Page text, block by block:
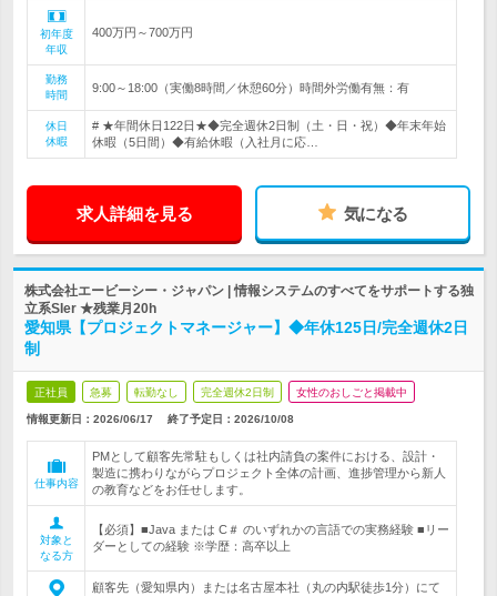
初年度
年収
400万円～700万円
勤務
時間
9:00～18:00（実働8時間／休憩60分）時間外労働有無：有
休日
休暇
# ★年間休日122日★◆完全週休2日制（土・日・祝）◆年末年始
休暇（5日間）◆有給休暇（入社月に応…
求人詳細を見る 気になる
株式会社エービーシー・ジャパン | 情報システムのすべてをサポートする独
立系SIer ★残業月20h
愛知県【プロジェクトマネージャー】◆年休125日/完全週休2日
制
正社員 急募 転勤なし 完全週休2日制 女性のおしごと掲載中
情報更新日：2026/06/17 終了予定日： 2026/10/08
仕事内容
PMとして顧客先常駐もしくは社内請負の案件における、設計・
製造に携わりながらプロジェクト全体の計画、進捗管理から新人
の教育などをお任せします。
対象と
なる方
【必須】■Java または C＃ のいずれかの言語での実務経験 ■リー
ダーとしての経験 ※学歴：高卒以上
顧客先（愛知県内）または名古屋本社（丸の内駅徒歩1分）にて